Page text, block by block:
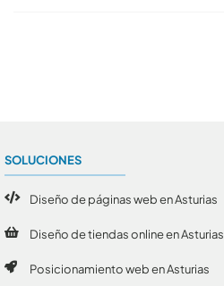
SOLUCIONES
Diseño de páginas web en Asturias
Diseño de tiendas online en Asturias
Posicionamiento web en Asturias